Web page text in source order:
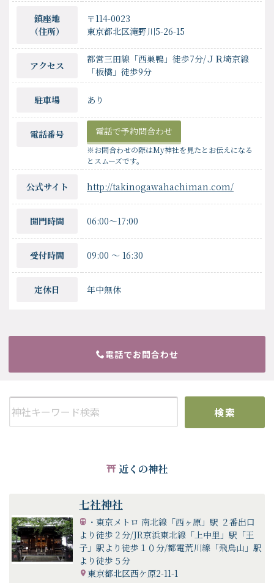
鎮座地
（住所）
〒114-0023
東京都北区滝野川5-26-15
アクセス
都営三田線「西巣鴨」徒歩7分/ＪＲ埼京線
「板橋」徒歩9分
駐車場 あり
電話番号 電話で予約問合わせ
※お問合わせの際はMy神社を見たとお伝えになる
とスムーズです。
公式サイト http://takinogawahachiman.com/
開門時間 06:00〜17:00
受付時間 09:00 〜 16:30
定休日 年中無休
電話でお問合わせ
検索
近くの神社
七社神社
・東京メトロ 南北線「西ヶ原」駅 ２番出口
より徒歩２分/JR京浜東北線「上中里」駅「王
子」駅より徒歩１０分/都電荒川線「飛鳥山」駅
より徒歩５分
東京都北区西ケ原2-11-1